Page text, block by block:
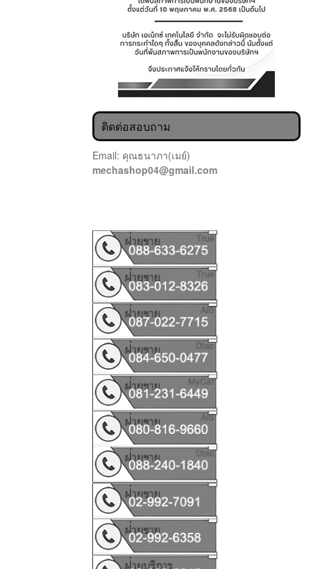
ติดต่อสอบถาม
Email: คุณธนาภา(เมย์)
mechashop04@gmail.com